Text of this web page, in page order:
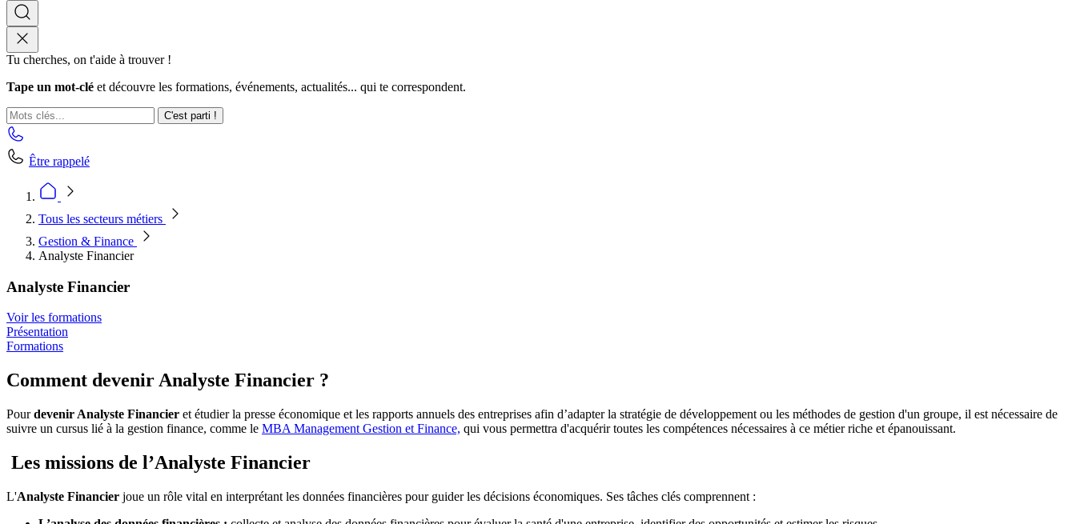
Tu cherches, on t'aide à trouver !
Tape un mot-clé et découvre les formations, événements, actualités... qui te correspondent.
C'est parti !
Être rappelé
Tous les secteurs métiers
Gestion & Finance
Analyste Financier
Analyste Financier
Voir les formations
Présentation
Formations
Comment devenir Analyste Financier ?
Pourdevenir Analyste Financier et étudier la presse économique et les rapports annuels des entreprises afin d’adapter la stratégie de développement ou les méthodes de gestion d'un groupe, il est nécessaire de
suivre un cursus lié à la gestion finance, comme le MBA Management Gestion et Finance, qui vous permettra d'acquérir toutes les compétences nécessaires à ce métier riche et épanouissant.
Les missions de l’Analyste Financier
L'Analyste Financier joue un rôle vital en interprétant les données financières pour guider les décisions économiques. Ses tâches clés comprennent :